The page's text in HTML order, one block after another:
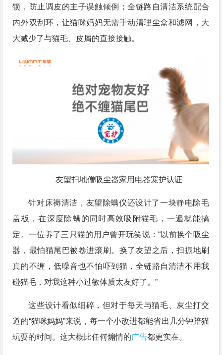
锁，防止调皮的主子误触倾倒；全链路自清洁系统配合
内外双刮环，让猫咪妈妈无需手动清理尘盒和滤网，大
大减少了与猫毛、皮屑的直接接触。
友望扫地僧吸尘器家用电器宠护认证
针对床褥清洁，友望除螨仪还设计了一块静电除毛
盖板，在深度除螨的同时高效吸附猫毛，一遍就能搞
定。一位养了三只猫的用户曾开玩笑说：“以前换个吸尘
器，最怕猫尾巴被卷进滚刷。换了友望之后，扫振地刷
真的不缠，低噪音也不怕吓到猫，全链路自清洁不用我
碰猫毛，对我这种小过敏体质太友好了。”
这些设计看似细碎，但对于每天与猫毛、灰尘打交
道的“猫咪妈妈”来说，每一个小改进都能省出几分钟陪猫
玩耍的时间。这大概比任何煽情的广告都更实在。